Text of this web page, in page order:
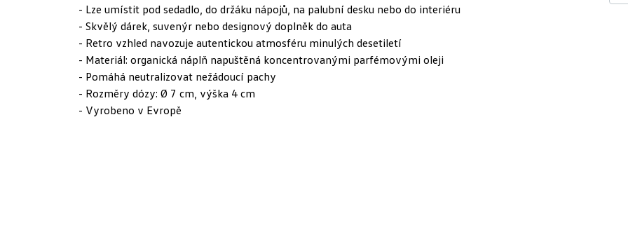
- Lze umístit pod sedadlo, do držáku nápojů, na palubní desku nebo do interiéru
- Skvělý dárek, suvenýr nebo designový doplněk do auta
- Retro vzhled navozuje autentickou atmosféru minulých desetiletí
- Materiál: organická náplň napuštěná koncentrovanými parfémovými oleji
- Pomáhá neutralizovat nežádoucí pachy
- Rozměry dózy: Ø 7 cm, výška 4 cm
- Vyrobeno v Evropě